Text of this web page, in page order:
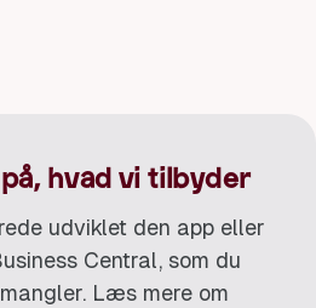
hvad vi tilbyder
udviklet den app eller
Central, som du
Læs mere om